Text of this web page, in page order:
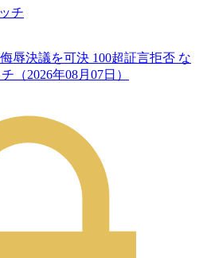
チ
辱決議を可決 100超証言拒否 な
（2026年08月07日）